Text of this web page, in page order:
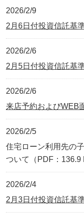
2026/2/9
2月6日付投資信託基
2026/2/6
2月5日付投資信託基
2026/2/6
来店予約およびWEB
2026/2/5
住宅ローン利用先の
ついて（PDF：136.9
2026/2/4
2月3日付投資信託基